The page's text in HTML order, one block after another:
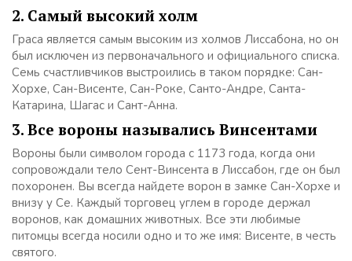
2. Самый высокий холм
Граса является самым высоким из холмов Лиссабона, но он
был исключен из первоначального и официального списка.
Семь счастливчиков выстроились в таком порядке: Сан-
Хорхе, Сан-Висенте, Сан-Роке, Санто-Андре, Санта-
Катарина, Шагас и Сант-Анна.
3. Все вороны назывались Винсентами
Вороны были символом города с 1173 года, когда они
сопровождали тело Сент-Винсента в Лиссабон, где он был
похоронен. Вы всегда найдете ворон в замке Сан-Хорхе и
внизу у Се. Каждый торговец углем в городе держал
воронов, как домашних животных. Все эти любимые
питомцы всегда носили одно и то же имя: Висенте, в честь
святого.